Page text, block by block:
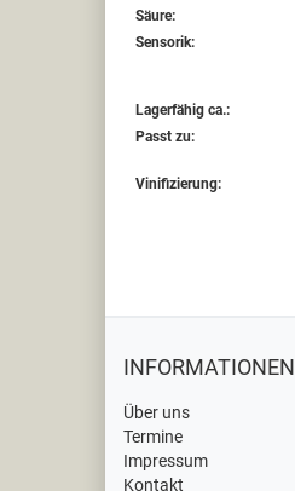
Säure:
Sensorik:
Lagerfähig ca.:
Passt zu:
Vinifizierung:
INFORMATIONEN
Über uns
Termine
Impressum
Kontakt